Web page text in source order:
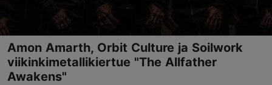
Varaa nyt
Amon Amarth, Orbit Culture ja Soilwork
viikinkimetallikiertue "The Allfather
Awakens"